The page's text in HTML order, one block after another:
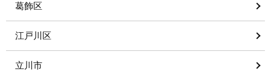
葛飾区
江戸川区
立川市